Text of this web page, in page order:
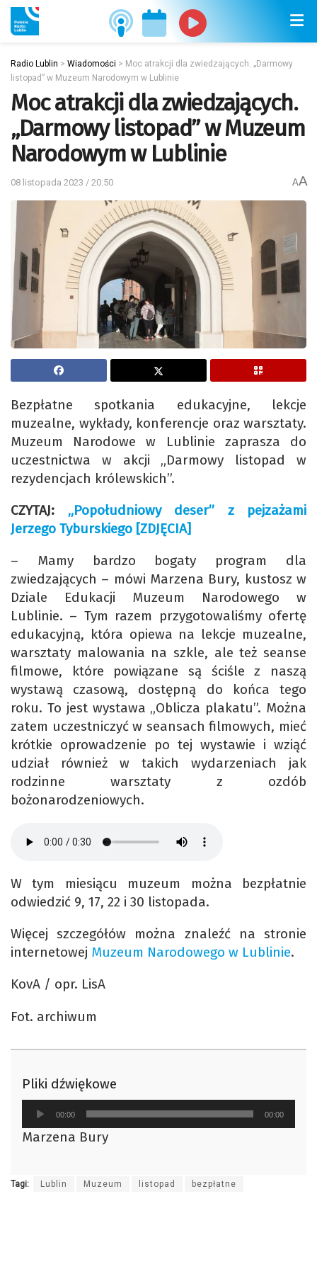
Radio Lublin > Wiadomości > Moc atrakcji dla zwiedzających. „Darmowy
listopad” w Muzeum Narodowym w Lublinie
Moc atrakcji dla zwiedzających.
„Darmowy listopad” w Muzeum
Narodowym w Lublinie
08 listopada 2023 / 20:50 AA
Bezpłatne spotkania edukacyjne, lekcje
muzealne, wykłady, konferencje oraz warsztaty.
Muzeum Narodowe w Lublinie zaprasza do
uczestnictwa w akcji „Darmowy listopad w
rezydencjach królewskich”.
CZYTAJ: „Popołudniowy deser” z pejzażami
Jerzego Tyburskiego [ZDJĘCIA]
– Mamy bardzo bogaty program dla
zwiedzających – mówi Marzena Bury, kustosz w
Dziale Edukacji Muzeum Narodowego w
Lublinie. – Tym razem przygotowaliśmy ofertę
edukacyjną, która opiewa na lekcje muzealne,
warsztaty malowania na szkle, ale też seanse
filmowe, które powiązane są ściśle z naszą
wystawą czasową, dostępną do końca tego
roku. To jest wystawa „Oblicza plakatu”. Można
zatem uczestniczyć w seansach filmowych, mieć
krótkie oprowadzenie po tej wystawie i wziąć
udział również w takich wydarzeniach jak
rodzinne warsztaty z ozdób
bożonarodzeniowych.
W tym miesiącu muzeum można bezpłatnie
odwiedzić 9, 17, 22 i 30 listopada.
Więcej szczegółów można znaleźć na stronie
internetowej Muzeum Narodowego w Lublinie.
KovA / opr. LisA
Fot. archiwum
Pliki dźwiękowe
Odtwarzacz
plików
dźwiękowych
00:00 00:00
Marzena Bury
Tagi: Lublin Muzeum listopad bezpłatne